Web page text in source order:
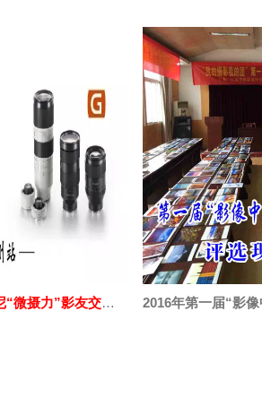
2016年中国摄影报索尼“微摄力”影友交流会全国